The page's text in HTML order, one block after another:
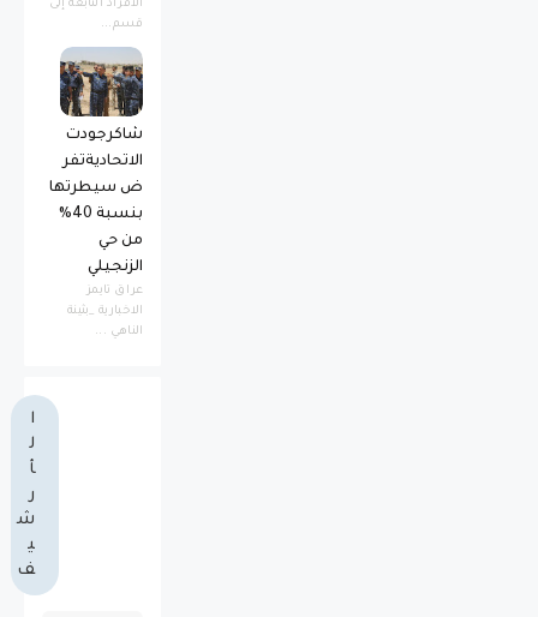
الأفراد التابعة إلى
قسم...
شاكرجودت
الاتحاديةتفر
ض سيطرتها
بنسبة 40%
من حي
الزنجيلي
عراق تايمز
الاخبارية _بثينة
الناهي ...
ا
ل
أ
ر
ش
ي
ف